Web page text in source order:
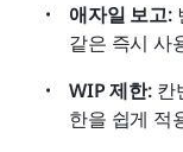
애자일 보고:
같은 즉시 사
WIP 제한: 칸
한을 쉽게 적